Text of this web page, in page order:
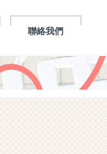
聯絡我們